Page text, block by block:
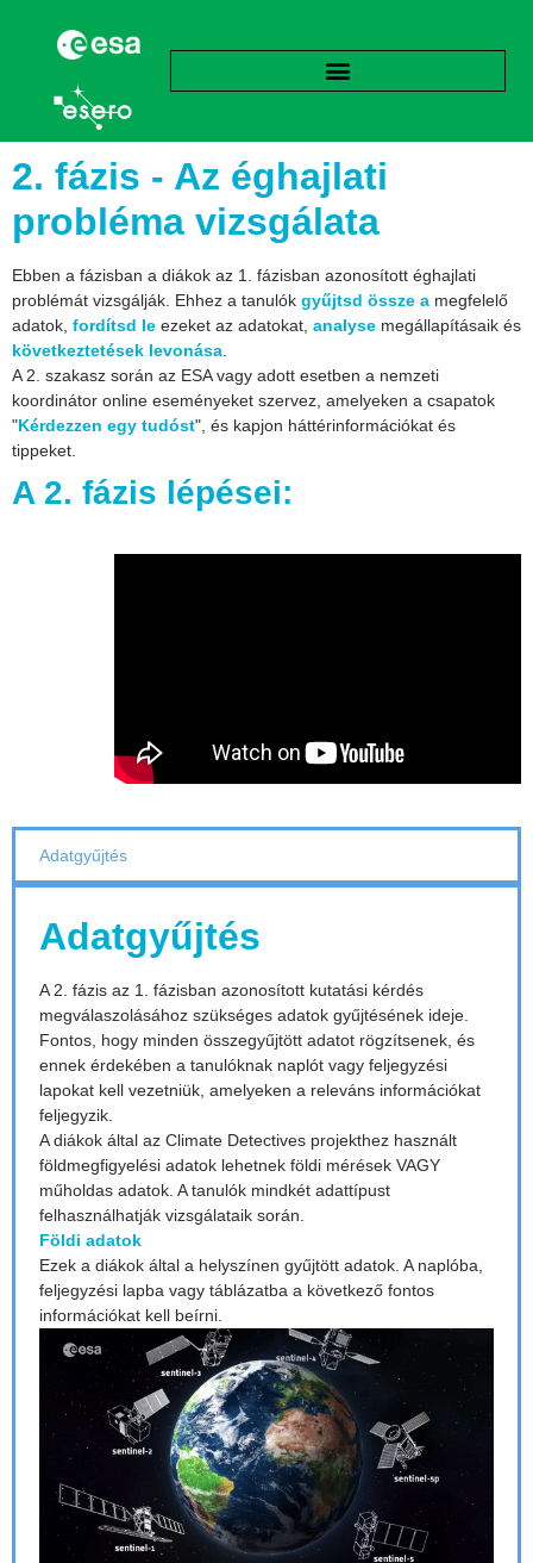
2. fázis - Az éghajlati
probléma vizsgálata
Ebben a fázisban a diákok az 1. fázisban azonosított éghajlati
problémát vizsgálják. Ehhez a tanulók gyűjtsd össze a megfelelő
adatok, fordítsd le ezeket az adatokat, analyse megállapításaik és
következtetések levonása
A 2. szakasz során az ESA vagy adott esetben a nemzeti
koordinátor online eseményeket szervez, amelyeken a csapatok
"Kérdezzen egy tudóst", és kapjon háttérinformációkat és
tippeket.
A 2. fázis lépései:
Adatgyűjtés
Adatgyűjtés
A 2. fázis az 1. fázisban azonosított kutatási kérdés
megválaszolásához szükséges adatok gyűjtésének ideje.
Fontos, hogy minden összegyűjtött adatot rögzítsenek, és
ennek érdekében a tanulóknak naplót vagy feljegyzési
lapokat kell vezetniük, amelyeken a releváns információkat
feljegyzik.
A diákok által az Climate Detectives projekthez használt
földmegfigyelési adatok lehetnek földi mérések VAGY
műholdas adatok. A tanulók mindkét adattípust
felhasználhatják vizsgálataik során.
Földi adatok
Ezek a diákok által a helyszínen gyűjtött adatok. A naplóba,
feljegyzési lapba vagy táblázatba a következő fontos
információkat kell beírni.